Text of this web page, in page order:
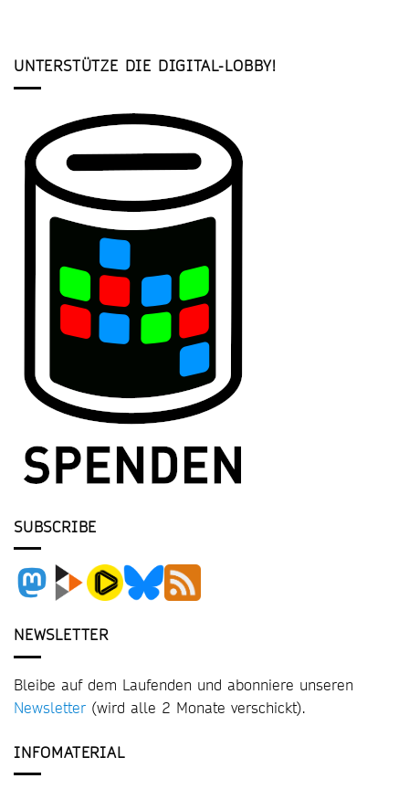
UNTERSTÜTZE DIE DIGITAL-LOBBY!
SUBSCRIBE
NEWSLETTER
Bleibe auf dem Laufenden und abonniere unseren
Newsletter (wird alle 2 Monate verschickt).
INFOMATERIAL